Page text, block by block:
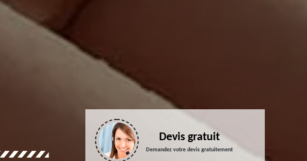
Devis gratuit
Demandez votre devis gratuitement